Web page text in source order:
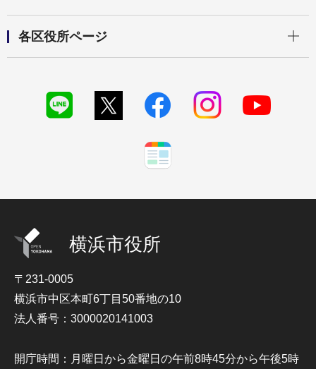
各区役所ページ
横浜市役所
〒231-0005
横浜市中区本町6丁目50番地の10
法人番号：3000020141003
開庁時間：月曜日から金曜日の午前8時45分から午後5時